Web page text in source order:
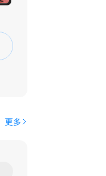
更多